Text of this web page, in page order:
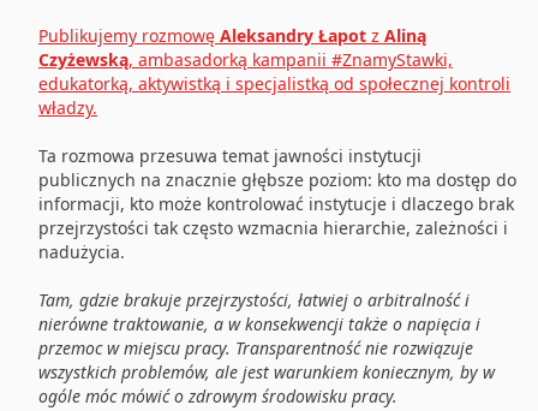
Publikujemy rozmowę Aleksandry Łapot z Aliną
Czyżewską, ambasadorką kampanii #ZnamyStawki,
edukatorką, aktywistką i specjalistką od społecznej kontroli
władzy.
Ta rozmowa przesuwa temat jawności instytucji
publicznych na znacznie głębsze poziom: kto ma dostęp do
informacji, kto może kontrolować instytucje i dlaczego brak
przejrzystości tak często wzmacnia hierarchie, zależności i
nadużycia.
Tam, gdzie brakuje przejrzystości, łatwiej o arbitralność i
nierówne traktowanie, a w konsekwencji także o napięcia i
przemoc w miejscu pracy. Transparentność nie rozwiązuje
wszystkich problemów, ale jest warunkiem koniecznym, by w
ogóle móc mówić o zdrowym środowisku pracy.